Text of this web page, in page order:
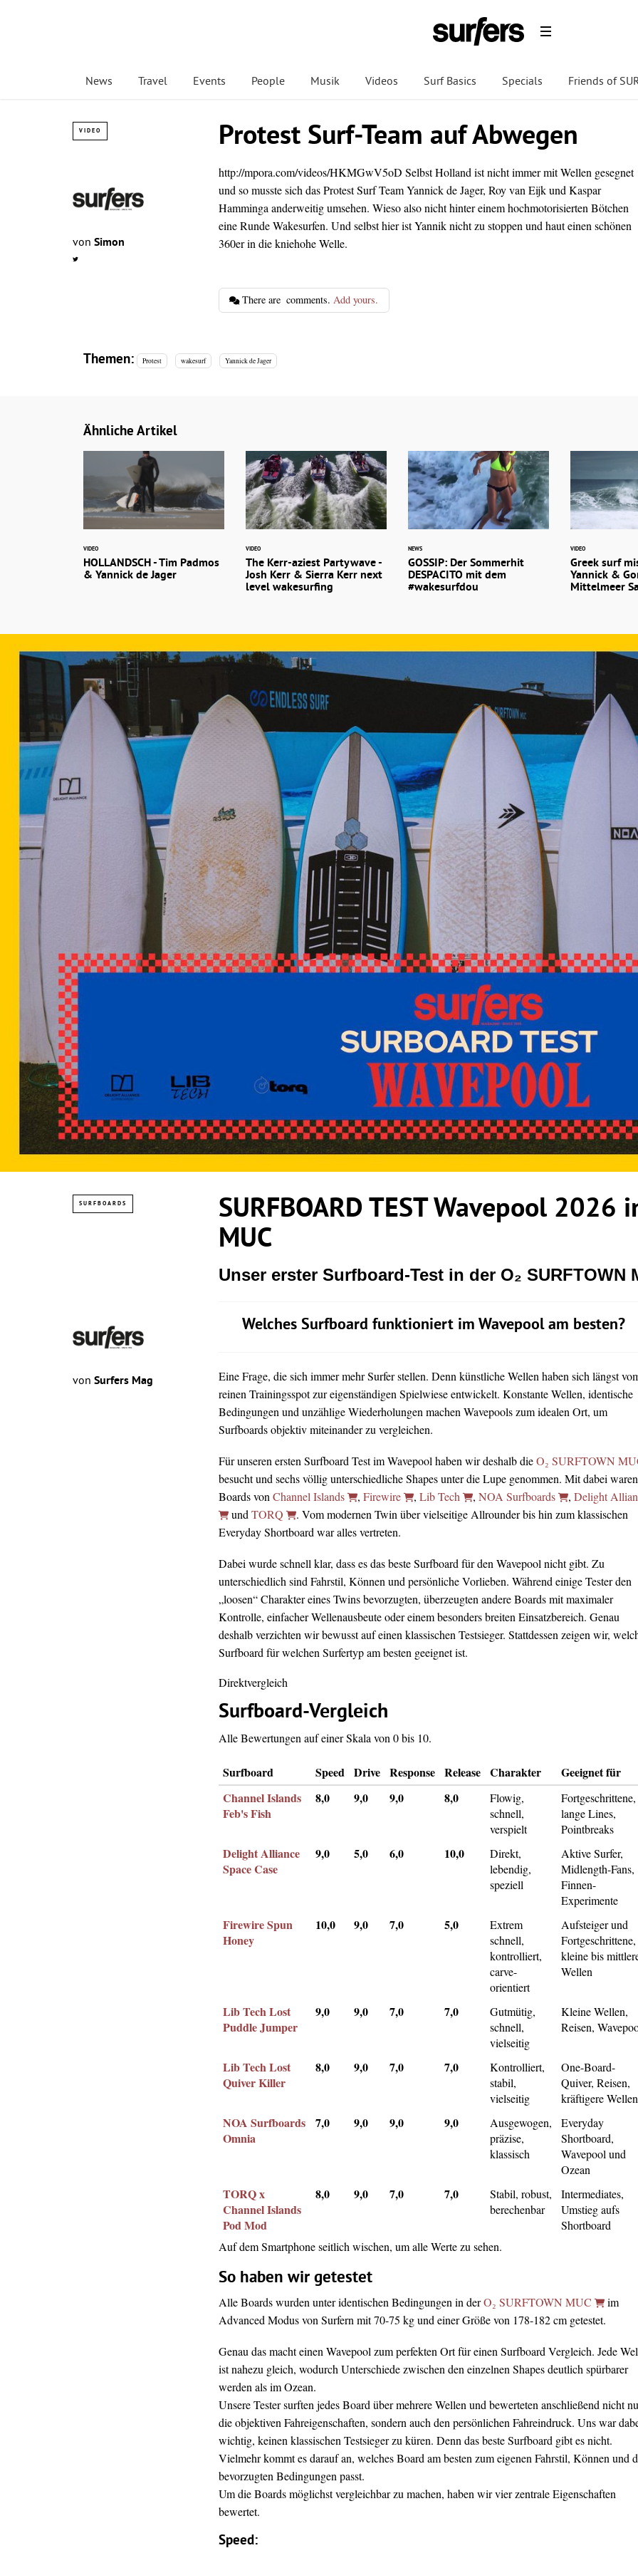
News Travel Events People Musik Videos Surf Basics Specials Friends of
VIDEO Protest Surf-Team auf Abwegen
von Simon
http://mpora.com/videos/HKMGwV5oD Selbst Holland ist nicht immer mit Wellen gesegnet
und so musste sich das Protest Surf Team Yannick de Jager, Roy van Eijk und Kaspar
Hamminga anderweitig umsehen. Wieso also nicht hinter einem hochmotorisierten Bötchen
eine Runde Wakesurfen. Und selbst hier ist Yannik nicht zu stoppen und haut einen schönen
360er in die kniehohe Welle.
There are comments.Add yours.
Themen: Protest wakesurf Yannick de Jager
Ähnliche Artikel
VIDEO
HOLLANDSCH - Tim Padmos
& Yannick de Jager
VIDEO
The Kerr-aziest Partywave -
Josh Kerr & Sierra Kerr next
level wakesurfing
NEWS
GOSSIP: Der Sommerhit
DESPACITO mit dem
#wakesurfdou
VIDEO
Greek surf
Yannick &
Mittelmeer
SURFBOARDS
SURFBOARD TEST Wavepool 2026
MUC
Unser erster Surfboard-Test in der O₂ SURFTOWN
von Surfers Mag
Welches Surfboard funktioniert im Wavepool am besten?
Eine Frage, die sich immer mehr Surfer stellen. Denn künstliche Wellen haben sich längst
reinen Trainingsspot zur eigenständigen Spielwiese entwickelt. Konstante Wellen, identische
Bedingungen und unzählige Wiederholungen machen Wavepools zum idealen Ort, um
Surfboards objektiv miteinander zu vergleichen.
Für unseren ersten Surfboard Test im Wavepool haben wir deshalb dieO₂ SURFTOWN
besucht und sechs völlig unterschiedliche Shapes unter die Lupe genommen. Mit dabei waren
Boards von Channel Islands , Firewire , Lib Tech , NOA Surfboards , Delight
und TORQ
. Vom modernen Twin über vielseitige Allrounder bis hin zum klassischen
Everyday Shortboard war alles vertreten.
Dabei wurde schnell klar, dass es das beste Surfboard für den Wavepool nicht gibt. Zu
unterschiedlich sind Fahrstil, Können und persönliche Vorlieben. Während einige Tester den
„loosen“ Charakter eines Twins bevorzugten, überzeugten andere Boards mit maximaler
Kontrolle, einfacher Wellenausbeute oder einem besonders breiten Einsatzbereich. Genau
deshalb verzichten wir bewusst auf einen klassischen Testsieger. Stattdessen zeigen wir,
Surfboard für welchen Surfertyp am besten geeignet ist.
Direktvergleich
Surfboard-Vergleich
Alle Bewertungen auf einer Skala von 0 bis 10.
Surfboard Speed Drive Response Release Charakter
Geeignet für
Channel Islands
Feb's Fish
8,0 9,0 9,0 8,0
Flowig,
schnell,
verspielt
Fortgeschrittene,
lange Lines,
Pointbreaks
Delight Alliance
Space Case
9,0 5,0 6,0 10,0
Direkt,
lebendig,
speziell
Aktive Surfer,
Midlength-Fans,
Finnen-
Experimente
Firewire Spun
Honey
10,0 9,0 7,0 5,0
Extrem
schnell,
kontrolliert,
carve-
orientiert
Aufsteiger und
Fortgeschrittene,
kleine bis
Wellen
Lib Tech Lost
Puddle Jumper
9,0 9,0 7,0 7,0
Gutmütig,
schnell,
vielseitig
Kleine Wellen,
Reisen,
Lib Tech Lost
Quiver Killer
8,0 9,0 7,0 7,0
Kontrolliert,
stabil,
vielseitig
One-Board-
Quiver, Reisen,
kräftigere Wellen
NOA Surfboards
Omnia
7,0 9,0 9,0 9,0
Ausgewogen,
präzise,
klassisch
Everyday
Shortboard,
Wavepool und
Ozean
TORQ x
Channel Islands
Pod Mod
8,0 9,0 7,0 7,0
Stabil, robust,
berechenbar
Intermediates,
Umstieg aufs
Shortboard
Auf dem Smartphone seitlich wischen, um alle Werte zu sehen.
So haben wir getestet
Alle Boards wurden unter identischen Bedingungen in derO₂ SURFTOWN MUC
im
Advanced Modus von Surfern mit 70-75 kg und einer Größe von 178-182 cm getestet.
Genau das macht einen Wavepool zum perfekten Ort für einen Surfboard Vergleich. Jede
ist nahezu gleich, wodurch Unterschiede zwischen den einzelnen Shapes deutlich spürbarer
werden als im Ozean.
Unsere Tester surften jedes Board über mehrere Wellen und bewerteten anschließend nicht
die objektiven Fahreigenschaften, sondern auch den persönlichen Fahreindruck. Uns war
wichtig, keinen klassischen Testsieger zu küren. Denn das beste Surfboard gibt es nicht.
Vielmehr kommt es darauf an, welches Board am besten zum eigenen Fahrstil, Können und
bevorzugten Bedingungen passt.
Um die Boards möglichst vergleichbar zu machen, haben wir vier zentrale Eigenschaften
bewertet.
Speed: